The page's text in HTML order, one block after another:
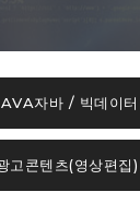
자바 / 빅데이터
고콘텐츠(영상편집)